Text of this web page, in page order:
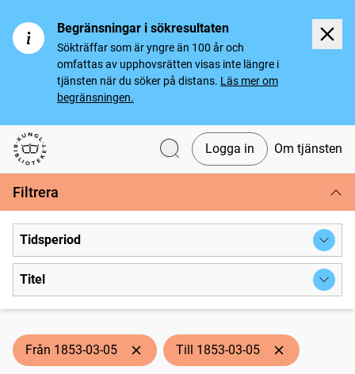
Begränsningar i sökresultaten
Sökträffar som är yngre än 100 år och
omfattas av upphovsrätten visas inte längre i
tjänsten när du söker på distans. Läs mer om
begränsningen.
Svenska tidningar
Logga in Om tjänsten
Filtrera
Tidsperiod
Titel
Från 1853-03-05 Till 1853-03-05